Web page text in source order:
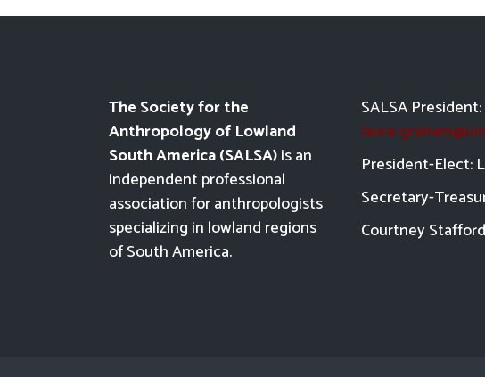
The Society for the
Anthropology of Lowland
South America (SALSA)is an
independent professional
association for anthropologists
specializing in lowland regions
of South America.
SALSA
laura-
President-Elect:
Secretary-
Courtney